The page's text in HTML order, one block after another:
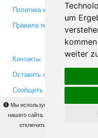
um
weiter
Мы используем cookies для того,
нашего сайта. На
отключить использование
Политика
Правила пользования
Контакты
Оставить отзыв
Сообщить об ошибке